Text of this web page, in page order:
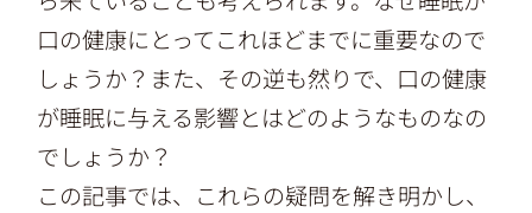
口の健康にとってこれほどまでに重要なので
しょうか？また、その逆も然りで、口の健康
が睡眠に与える影響とはどのようなものなの
でしょうか？
この記事では、これらの疑問を解き明かし、